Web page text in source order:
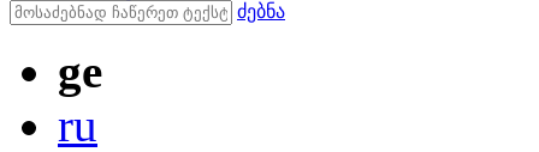
ძებნა
ge
ru